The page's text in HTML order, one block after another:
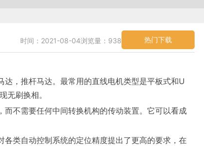
时间：2021-08-04浏览量：938 热门下载
，推杆马达。最常用的直线电机类型是平板式和U
无刷换相。
不需要任何中间转换机构的传动装置。它可以看成
类自动控制系统的定位精度提出了更高的要求，在